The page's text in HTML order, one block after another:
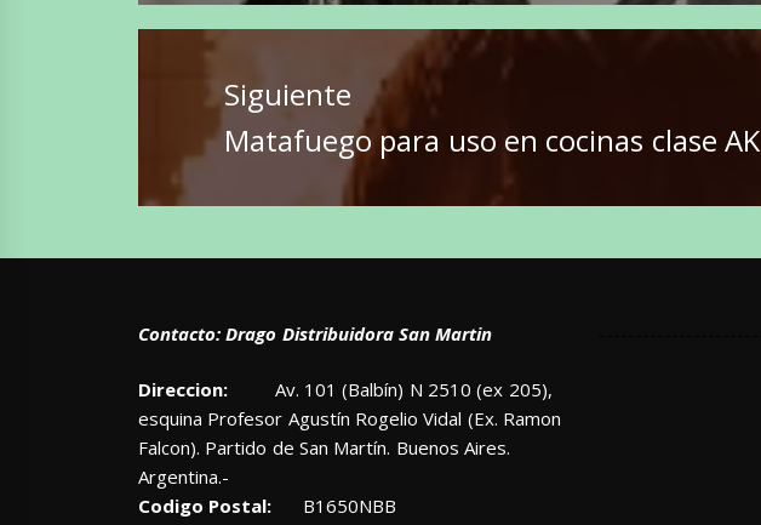
Siguiente
Entrada
siguiente:
Matafuego para uso en cocinas clase AK
Contacto: Drago Distribuidora San Martin
Direccion: Av. 101 (Balbín) N 2510 (ex 205),
esquina Profesor Agustín Rogelio Vidal (Ex. Ramon
Falcon). Partido de San Martín. Buenos Aires.
Argentina.-
Codigo Postal: B1650NBB